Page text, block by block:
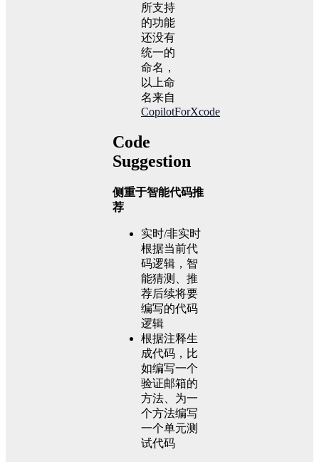
所支持
的功能
还没有
统一的
命名，
以上命
名来自
CopilotForXcode
Code
Suggestion
侧重于智能代码推
荐
实时/非实时
根据当前代
码逻辑，智
能猜测、推
荐后续将要
编写的代码
逻辑
根据注释生
成代码，比
如编写一个
验证邮箱的
方法、为一
个方法编写
一个单元测
试代码